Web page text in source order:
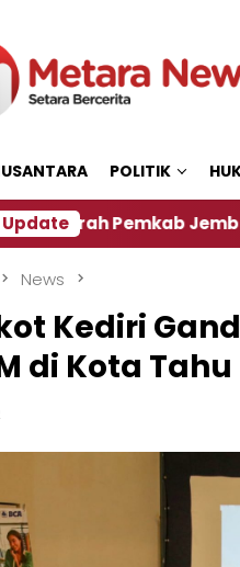
POLITIK
Update
Pemkab Jember, Ini
News
Kediri
di Kota Tahu